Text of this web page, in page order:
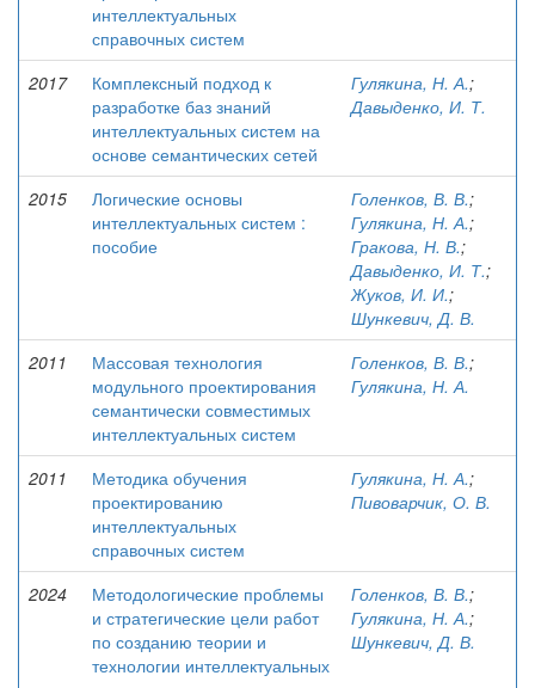
интеллектуальных
справочных систем
2017
Комплексный подход к
разработке баз знаний
интеллектуальных систем на
основе семантических сетей
Гулякина, Н. А.;
Давыденко, И. Т.
2015
Логические основы
интеллектуальных систем :
пособие
Голенков, В. В.;
Гулякина, Н. А.;
Гракова, Н. В.;
Давыденко, И. Т.;
Жуков, И. И.;
Шункевич, Д. В.
2011
Массовая технология
модульного проектирования
семантически совместимых
интеллектуальных систем
Голенков, В. В.;
Гулякина, Н. А.
2011
Методика обучения
проектированию
интеллектуальных
справочных систем
Гулякина, Н. А.;
Пивоварчик, О. В.
2024
Методологические проблемы
и стратегические цели работ
по созданию теории и
технологии интеллектуальных
Голенков, В. В.;
Гулякина, Н. А.;
Шункевич, Д. В.